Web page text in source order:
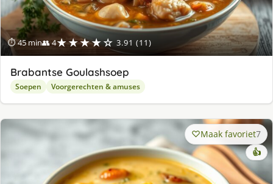
⏱ 45 min👥 4★★★★☆ 3.91 (11)
Brabantse Goulashsoep
Soepen Voorgerechten & amuses
Maak favoriet7
👍